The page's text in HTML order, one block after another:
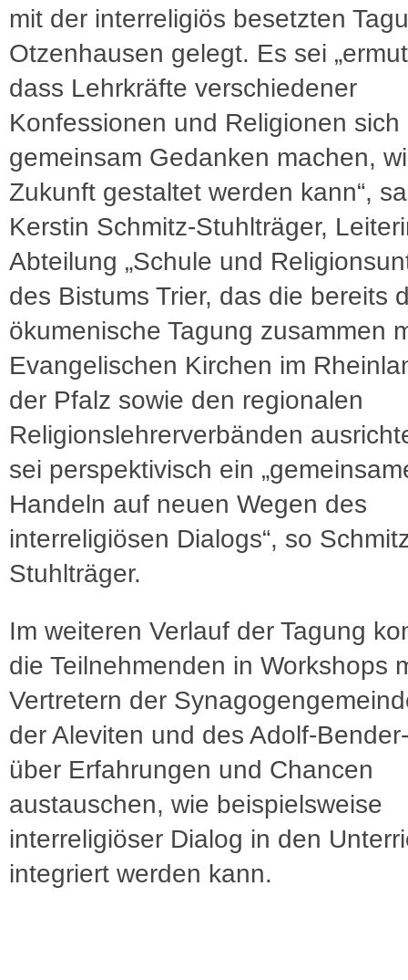
mit der interreligiös besetzten
Otzenhausen gelegt. Es sei
dass Lehrkräfte verschiedener
Konfessionen und Religionen sich
gemeinsam Gedanken machen,
Zukunft gestaltet werden kann“,
Kerstin Schmitz-Stuhlträger,
Abteilung „Schule und
des Bistums Trier, das die bereits
ökumenische Tagung zusammen
Evangelischen Kirchen im
der Pfalz sowie den regionalen
Religionslehrerverbänden
sei perspektivisch ein
Handeln auf neuen Wegen des
interreligiösen Dialogs“, so
Stuhlträger.
Im weiteren Verlauf der Tagung
die Teilnehmenden in Workshops
Vertretern der
der Aleviten und des Adolf-
über Erfahrungen und Chancen
austauschen, wie beispielsweise
interreligiöser Dialog in den
integriert werden kann.